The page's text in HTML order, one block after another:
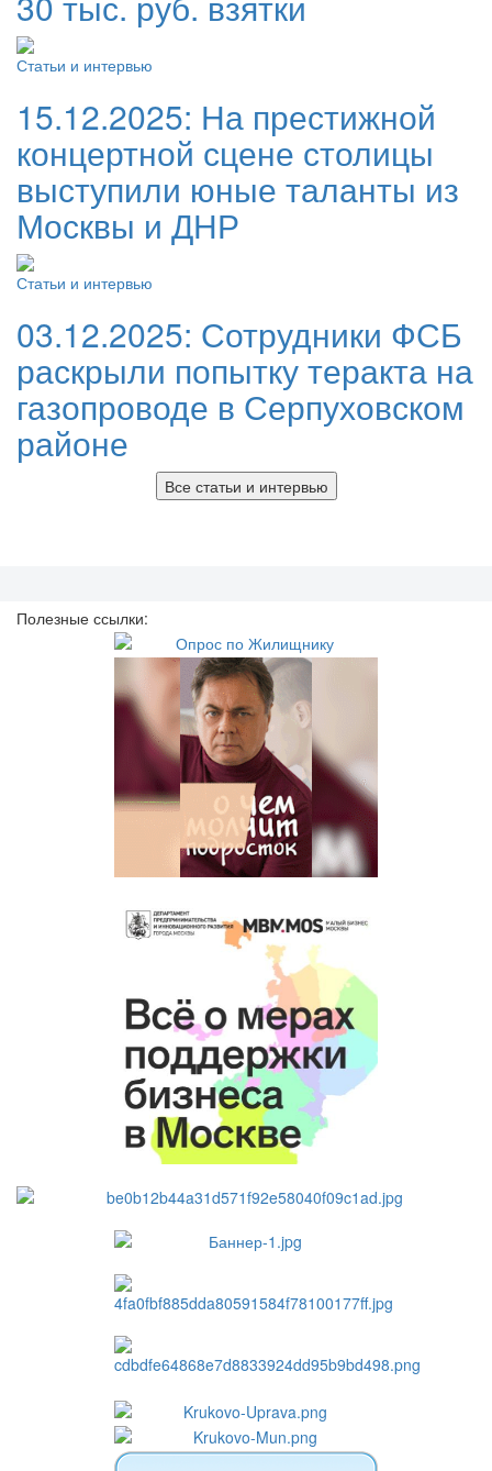
Статьи и интервью
15.12.2025: На престижной
концертной сцене столицы
выступили юные таланты из
Москвы и ДНР
Статьи и интервью
03.12.2025: Сотрудники ФСБ
раскрыли попытку теракта на
газопроводе в Серпуховском
районе
Все статьи и интервью
Полезные ссылки: